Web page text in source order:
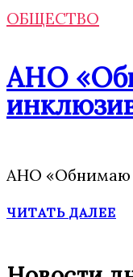
ОБЩЕСТВО
АНО
АНО «Обнимаю
ЧИТАТЬ ДАЛЕЕ